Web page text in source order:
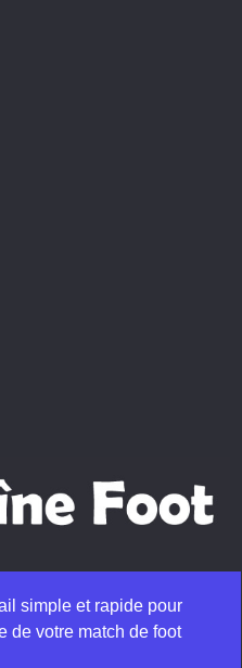
simple et rapide pour
de votre match de foot